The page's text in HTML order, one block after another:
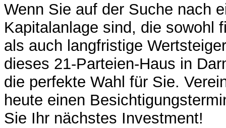
Wenn Sie auf der Suche nach
Kapitalanlage sind, die sowohl
als auch langfristige
dieses 21-Parteien-Haus in
die perfekte Wahl für Sie.
heute einen
Sie Ihr nächstes Investment!